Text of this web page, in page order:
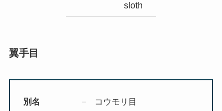
sloth
翼手目
別名 コウモリ目